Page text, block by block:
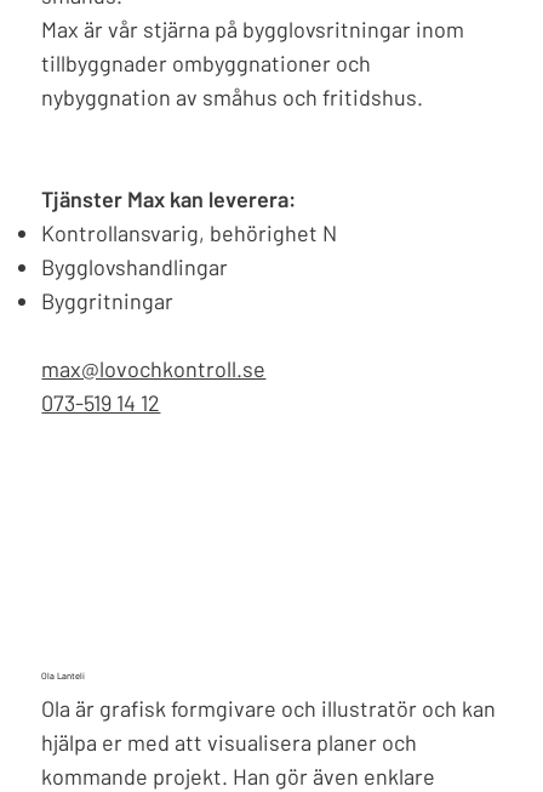
Max är vår stjärna på bygglovsritningar inom
tillbyggnader ombyggnationer och
nybyggnation av småhus och fritidshus.
Tjänster Max kan leverera:
Kontrollansvarig, behörighet N
Bygglovshandlingar
Byggritningar
max@lovochkontroll.se
073-519 14 12
Ola Lanteli
Ola är grafisk formgivare och illustratör och kan
hjälpa er med att visualisera planer och
kommande projekt. Han gör även enklare